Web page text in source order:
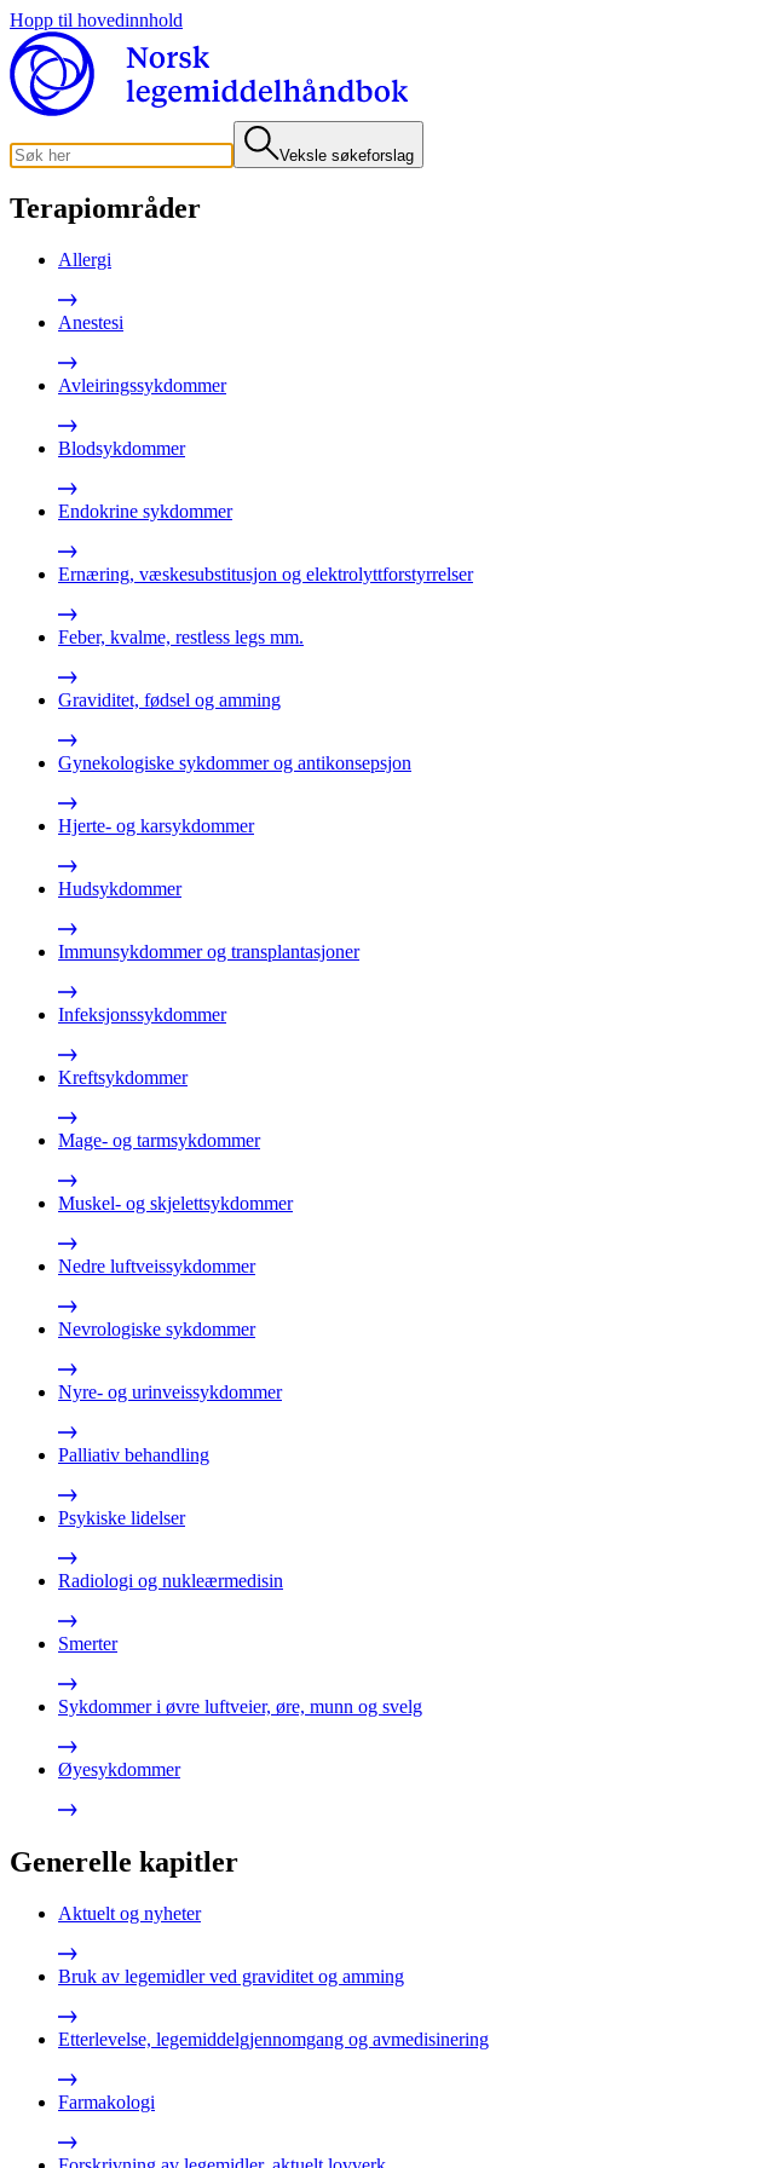
Hopp til hovedinnhold
Veksle søkeforslag
Terapiområder
Allergi
Anestesi
Avleiringssykdommer
Blodsykdommer
Endokrine sykdommer
Ernæring, væskesubstitusjon og elektrolyttforstyrrelser
Feber, kvalme, restless legs mm.
Graviditet, fødsel og amming
Gynekologiske sykdommer og antikonsepsjon
Hjerte- og karsykdommer
Hudsykdommer
Immunsykdommer og transplantasjoner
Infeksjonssykdommer
Kreftsykdommer
Mage- og tarmsykdommer
Muskel- og skjelettsykdommer
Nedre luftveissykdommer
Nevrologiske sykdommer
Nyre- og urinveissykdommer
Palliativ behandling
Psykiske lidelser
Radiologi og nukleærmedisin
Smerter
Sykdommer i øvre luftveier, øre, munn og svelg
Øyesykdommer
Generelle kapitler
Aktuelt og nyheter
Bruk av legemidler ved graviditet og amming
Etterlevelse, legemiddelgjennomgang og avmedisinering
Farmakologi